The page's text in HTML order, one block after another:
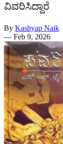
ವಿವರಿಸಿದ್ದಾರೆ
By Kashyap Naik
— Feb 9, 2026